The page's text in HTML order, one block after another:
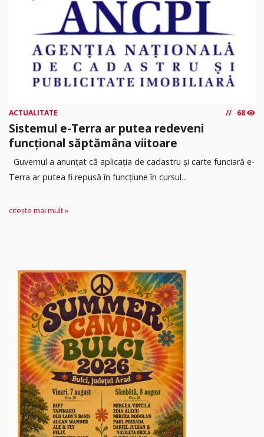
ACTUALITATE 68
Sistemul e-Terra ar putea redeveni
funcțional săptămâna viitoare
Guvernul a anunțat că aplicația de cadastru și carte funciară e-
Terra ar putea fi repusă în funcțiune în cursul...
citește mai mult »